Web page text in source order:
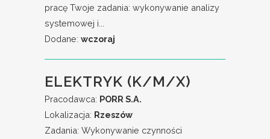
pracę Twoje zadania: wykonywanie analizy
systemowej i...
Dodane: wczoraj
ELEKTRYK (K/M/X)
Pracodawca: PORR S.A.
Lokalizacja: Rzeszów
Zadania: Wykonywanie czynności